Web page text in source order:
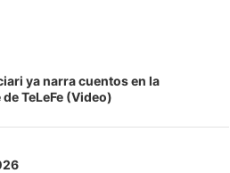
ya narra cuentos en la
TeLeFe (Video)